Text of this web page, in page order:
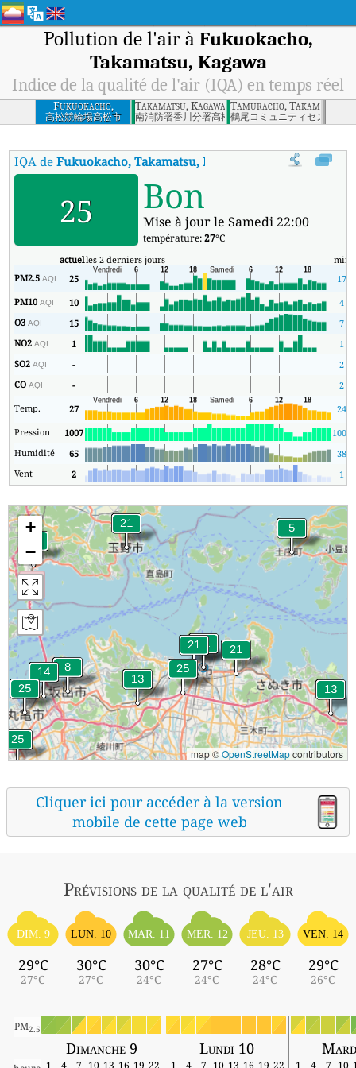
Pollution de l'air à Fukuokacho,
Takamatsu, Kagawa
Indice de la qualité de l'air (IQA) en temps réel
Fukuokacho,
Takamatsu, Kagawa
高松競輪場高松市
Takamatsu, Kagawa
南消防署香川分署高松市
Tamuracho, Takamatsu,
鶴尾コミュニティセンター
IQA deFukuokacho, Takamatsu, Kagawa Indice de la qualité
25 Bon
Mise à jour le Samedi 22:00
température:27°C
actuelles 2 derniers jours min
PM2.5AQI 25
17
PM10AQI 10
4
O3AQI 15
7
NO2AQI 1
1
SO2AQI -
2
COAQI -
2
Temp.
27
24
Pression
1007 1005
Humidité
65
38
Vent
2 1
+
−
map ©OpenStreetMapcontributors
Cliquer ici pour accéder à la version
mobile de cette page web
Prévisionsde la qualité de l'air
DIM. 9
29°C
27°C
LUN. 10
30°C
27°C
MAR. 11
30°C
24°C
MER. 12
27°C
24°C
JEU. 13
28°C
24°C
VEN. 14
29°C
26°C
PM2.5
Dimanche 9 Lundi 10
1 4 7 10 13 16 19 22 1 4 7 10 13 16 19 22 1 4 7 10